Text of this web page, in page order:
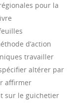
pour la
d’action
travailler
altérer par
affirmer
sur le guichetier